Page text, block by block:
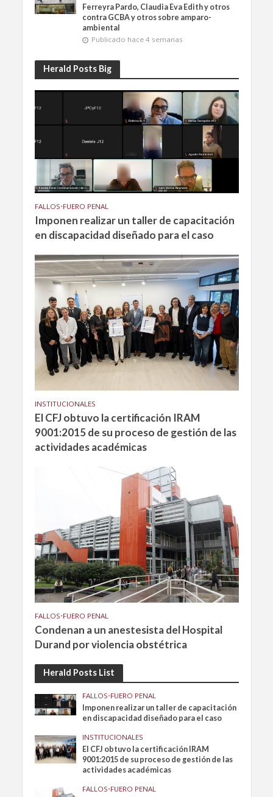
Ferreyra Pardo, Claudia Eva Edith y otros
contra GCBA y otros sobre amparo-
ambiental
Publicado hace 4 semanas
Herald Posts Big
FALLOS•FUERO PENAL
Imponen realizar un taller de capacitación
en discapacidad diseñado para el caso
INSTITUCIONALES
El CFJ obtuvo la certificación IRAM
9001:2015 de su proceso de gestión de las
actividades académicas
FALLOS•FUERO PENAL
Condenan a un anestesista del Hospital
Durand por violencia obstétrica
Herald Posts List
FALLOS•FUERO PENAL
Imponen realizar un taller de capacitación
en discapacidad diseñado para el caso
INSTITUCIONALES
El CFJ obtuvo la certificación IRAM
9001:2015 de su proceso de gestión de las
actividades académicas
FALLOS•FUERO PENAL